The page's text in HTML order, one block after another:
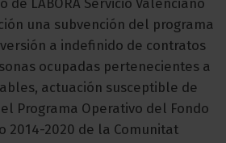
de LABORA Servicio Valenciano
una subvención del programa
a indefinido de contratos
ocupadas pertenecientes a
actuación susceptible de
Programa Operativo del Fondo
2014-2020 de la Comunitat